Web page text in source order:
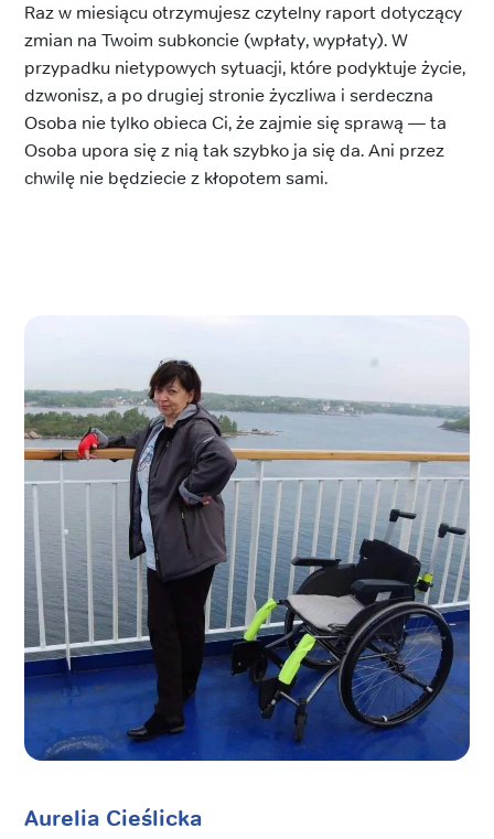
Raz w miesiącu otrzymujesz czytelny raport dotyczący
zmian na Twoim subkoncie (wpłaty, wypłaty). W
przypadku nietypowych sytuacji, które podyktuje życie,
dzwonisz, a po drugiej stronie życzliwa i serdeczna
Osoba nie tylko obieca Ci, że zajmie się sprawą — ta
Osoba upora się z nią tak szybko ja się da. Ani przez
chwilę nie będziecie z kłopotem sami.
Aurelia Cieślicka